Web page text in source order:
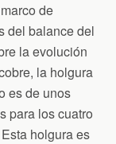
de
del balance del
la evolución
la holgura
es de unos
para los cuatro
holgura es